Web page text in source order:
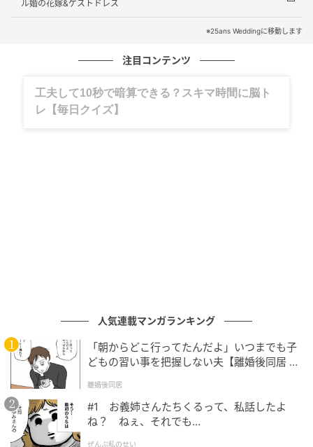
ラムに投稿し、婚約を発表。淡い黄色のロングワンピ
ースを着たミアとアルナルディの写真に添えられたの
は、イタリア語の「Io e te per sempre（「君と僕、永
アが主にウエディング・プランニングに関わっている
そうで、こうつけ加えました。「彼女の方が［決める
のが］ずっとうまいので、僕は何も選ぶつもりはあり
ません。でも、僕の故郷でやるので、それだけで僕は
十分です。あとは彼女がやればいい。彼女が選んで、
全て計画して、それで満足です。失敗したりしたくな
いし。ふたりの日ですが、どちらかというと彼女の日
ル婚の花嫁&ゲストドレス
※25ans Weddingに移動します
注目コンテンツ
グルメ、ギャグ、子育て、旅行記……全部、読
めます。
人気連載マンガランキング
「朝からどこ行ってたんだよ」いつまでも子
どもの習い事を把握しない夫【離婚後同居 Vo
離婚後同居
#1 お義姉さんたちくるって、私話したよ
ね？ ねぇ、それでも…
ぜんぶ私のせい